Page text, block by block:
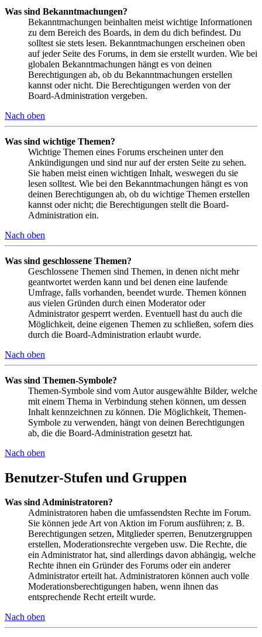
Was sind Bekanntmachungen?
Bekanntmachungen beinhalten meist wichtige Informationen
zu dem Bereich des Boards, in dem du dich befindest. Du
solltest sie stets lesen. Bekanntmachungen erscheinen oben
auf jeder Seite des Forums, in dem sie erstellt wurden. Wie bei
globalen Bekanntmachungen hängt es von deinen
Berechtigungen ab, ob du Bekanntmachungen erstellen
kannst oder nicht. Die Berechtigungen werden von der
Board-Administration vergeben.
Nach oben
Was sind wichtige Themen?
Wichtige Themen eines Forums erscheinen unter den
Ankündigungen und sind nur auf der ersten Seite zu sehen.
Sie haben meist einen wichtigen Inhalt, weswegen du sie
lesen solltest. Wie bei den Bekanntmachungen hängt es von
deinen Berechtigungen ab, ob du wichtige Themen erstellen
kannst oder nicht; die Berechtigungen stellt die Board-
Administration ein.
Nach oben
Was sind geschlossene Themen?
Geschlossene Themen sind Themen, in denen nicht mehr
geantwortet werden kann und bei denen eine laufende
Umfrage, falls vorhanden, beendet wurde. Themen können
aus vielen Gründen durch einen Moderator oder
Administrator gesperrt werden. Eventuell hast du auch die
Möglichkeit, deine eigenen Themen zu schließen, sofern dies
durch die Board-Administration erlaubt wurde.
Nach oben
Was sind Themen-Symbole?
Themen-Symbole sind vom Autor ausgewählte Bilder, welche
mit einem Thema in Verbindung stehen können, um dessen
Inhalt kennzeichnen zu können. Die Möglichkeit, Themen-
Symbole zu verwenden, hängt von deinen Berechtigungen
ab, die die Board-Administration gesetzt hat.
Nach oben
Benutzer-Stufen und Gruppen
Was sind Administratoren?
Administratoren haben die umfassendsten Rechte im Forum.
Sie können jede Art von Aktion im Forum ausführen; z. B.
Berechtigungen setzen, Mitglieder sperren, Benutzergruppen
erstellen, Moderationsrechte vergeben usw. Die Rechte, die
ein Administrator hat, sind allerdings davon abhängig, welche
Rechte ihnen ein Gründer des Forums oder ein anderer
Administrator erteilt hat. Administratoren können auch volle
Moderationsberechtigungen haben, wenn ihnen das
entsprechende Recht erteilt wurde.
Nach oben